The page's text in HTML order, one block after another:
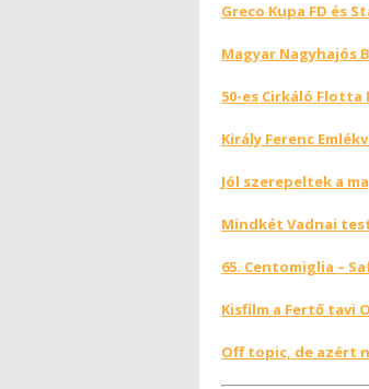
Greco Kupa FD és
Magyar Nagyhajós
50-es Cirkáló Flotta
Király Ferenc
Jól szerepeltek a
Mindkét Vadnai
65. Centomiglia –
Kisfilm a Fertő tavi
Off topic, de azért